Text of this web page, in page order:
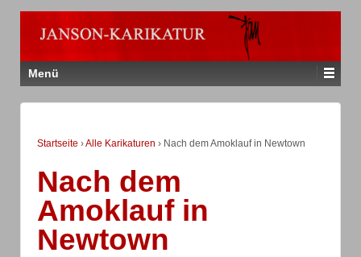
Menü
Startseite ›Alle Karikaturen › Nach dem Amoklauf in Newtown
Nach dem
Amoklauf in
Newtown